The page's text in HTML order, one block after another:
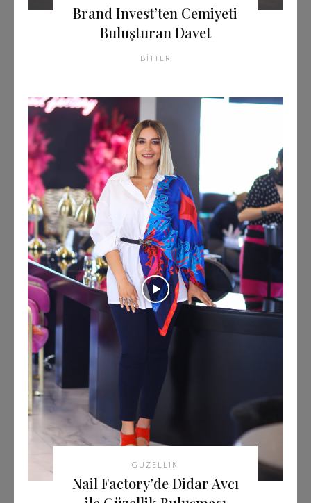
Brand Invest’ten Cemiyeti
Buluşturan Davet
BITTER
GÜZELLIK
Nail Factory’de Didar Avcı